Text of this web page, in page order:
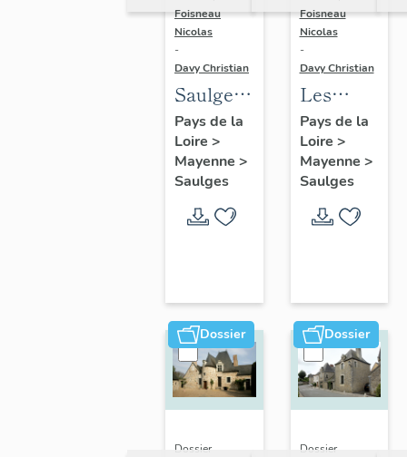
Foisneau
Nicolas
-
Davy Christian
Saulges :
présentation
de la
commune
Pays de la
Loire >
Mayenne >
Saulges
Foisneau
Nicolas
-
Davy Christian
Les
fermes
de la
commune
Saulges
Pays de la
Loire >
Mayenne >
Saulges
Dossier
Dossier
Dossier
Dossier